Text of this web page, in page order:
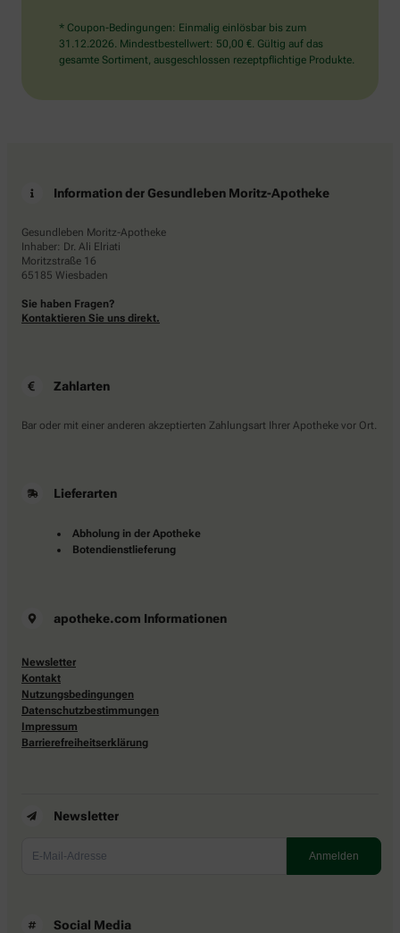
* Coupon-Bedingungen: Einmalig einlösbar bis zum
31.12.2026. Mindestbestellwert: 50,00 €. Gültig auf das
gesamte Sortiment, ausgeschlossen rezeptpflichtige Produkte.
Information der Gesundleben Moritz-Apotheke
Gesundleben Moritz-Apotheke
Inhaber: Dr. Ali Elriati
Moritzstraße 16
65185 Wiesbaden
Sie haben Fragen?
Kontaktieren Sie uns direkt.
Zahlarten
Bar oder mit einer anderen akzeptierten Zahlungsart Ihrer Apotheke vor Ort.
Lieferarten
Abholung in der Apotheke
Botendienstlieferung
apotheke.com Informationen
Newsletter
Kontakt
Nutzungsbedingungen
Datenschutzbestimmungen
Impressum
Barrierefreiheitserklärung
Newsletter
Social Media